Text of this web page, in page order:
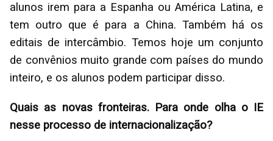
alunos irem para a Espanha ou América Latina, e
tem outro que é para a China. Também há os
editais de intercâmbio. Temos hoje um conjunto
de convênios muito grande com países do mundo
inteiro, e os alunos podem participar disso.
Quais as novas fronteiras. Para onde olha o IE
nesse processo de internacionalização?